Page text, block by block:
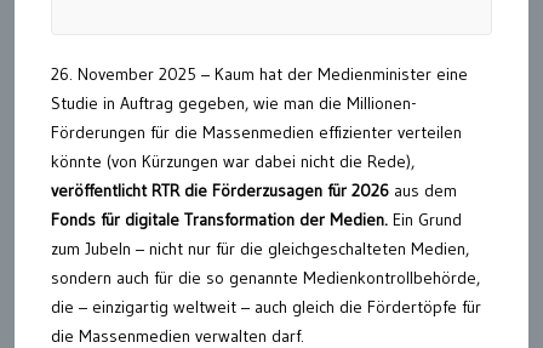
26. November 2025 – Kaum hat der Medienminister eine
Studie in Auftrag gegeben, wie man die Millionen-
Förderungen für die Massenmedien effizienter verteilen
könnte (von Kürzungen war dabei nicht die Rede),
veröffentlicht RTR die Förderzusagen für 2026 aus dem
Fonds für digitale Transformation der Medien. Ein Grund
zum Jubeln – nicht nur für die gleichgeschalteten Medien,
sondern auch für die so genannte Medienkontrollbehörde,
die – einzigartig weltweit – auch gleich die Fördertöpfe für
die Massenmedien verwalten darf.